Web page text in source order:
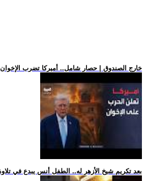
.. خارج الصندوق | حصار شامل.. أميركا تضرب
.. بعد تكريم شيخ الأزهر له.. الطفل أنس يبدع في